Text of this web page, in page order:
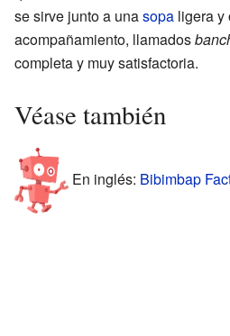
se sirve junto a unasopa ligera y
acompañamiento, llamados
completa y muy satisfactoria.
Véase también
En inglés: Bibimbap